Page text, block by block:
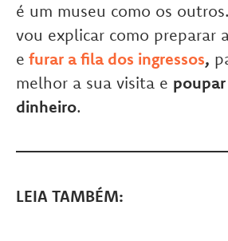
é um museu como os
vou explicar como preparar
e furar a fila dos ingressos,
melhor a sua visita e
dinheiro.
LEIA TAMBÉM: